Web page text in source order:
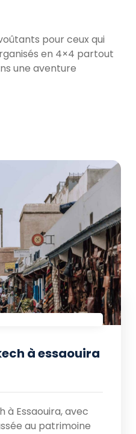
pour ceux qui
en 4×4 partout
une aventure
à essaouira
à Essaouira, avec
au patrimoine